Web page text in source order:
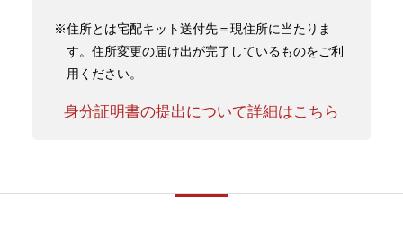
※住所とは宅配キット送付先＝現住所に当たりま
す。住所変更の届け出が完了しているものをご利
用ください。
身分証明書の提出について詳細はこちら